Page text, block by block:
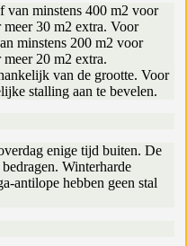
van minstens 400 m2 voor
30 m2 extra. Voor
minstens 200 m2 voor
20 m2 extra.
van de grootte. Voor
stalling aan te bevelen.
enige tijd buiten. De
Winterharde
antilope hebben geen stal